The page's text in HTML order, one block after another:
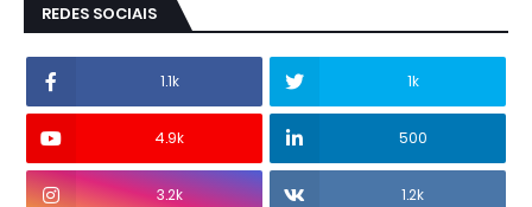
REDES SOCIAIS
1.1k 1k
4.9k 500
3.2k 1.2k